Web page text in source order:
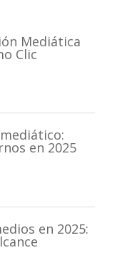
Mediática
Clic
en 2025
en 2025: